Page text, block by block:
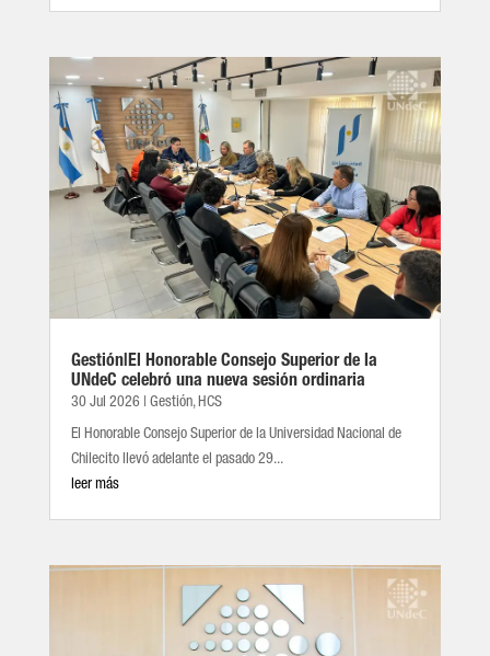
Gestión|El Honorable Consejo Superior de la
UNdeC celebró una nueva sesión ordinaria
30 Jul 2026| Gestión,HCS
El Honorable Consejo Superior de la Universidad Nacional de
Chilecito llevó adelante el pasado 29...
leer más